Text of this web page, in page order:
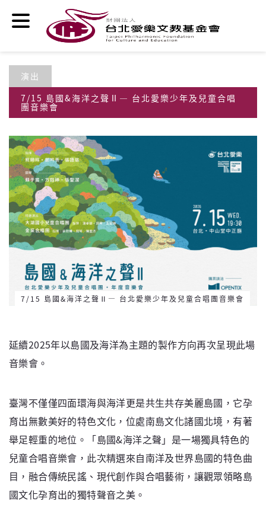
演出
7/15 島國&海洋之聲Ⅱ— 台北愛樂少年及兒童合唱
團音樂會
7/15 島國&海洋之聲Ⅱ— 台北愛樂少年及兒童合唱團音樂會
延續2025年以島國及海洋為主題的製作方向再次呈現此場
音樂會。
臺灣不僅僅四面環海與海洋更是共生共存美麗島國，它孕
育出無數美好的特色文化，位處南島文化諸國北境，有著
舉足輕重的地位。「島國&海洋之聲」是一場獨具特色的
兒童合唱音樂會，此次精選來自南洋及世界島國的特色曲
目，融合傳統民謠、現代創作與合唱藝術，讓觀眾領略島
國文化孕育出的獨特聲音之美。